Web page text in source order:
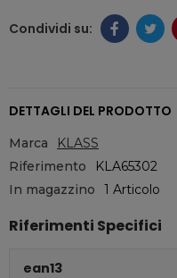
DETTAGLI DEL PRODOTTO
Marca
KLASS
Riferimento
KLA65302
In magazzino
1 Articolo
Riferimenti Specifici
ean13